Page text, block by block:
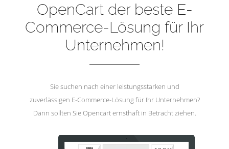
OpenCart der beste E-
Commerce-Lösung für Ihr
Unternehmen!
Sie suchen nach einer leistungsstarken und
zuverlässigen E-Commerce-Lösung für Ihr Unternehmen?
Dann sollten Sie Opencart ernsthaft in Betracht ziehen.